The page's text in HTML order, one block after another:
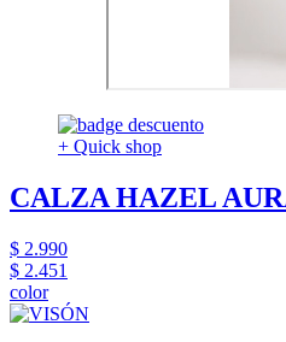
+ Quick shop
CALZA HAZEL
$ 2.990
$ 2.451
color